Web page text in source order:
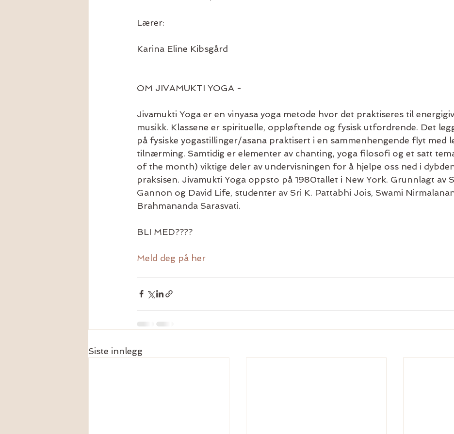
Lærer:
Karina Eline Kibsgård
OM JIVAMUKTI YOGA -
Jivamukti Yoga er en vinyasa yoga metode hvor det praktiseres til
musikk. Klassene er spirituelle, oppløftende og fysisk utfordrende. Det
på fysiske yogastillinger/asana praktisert i en sammenhengende flyt med
tilnærming. Samtidig er elementer av chanting, yoga filosofi og et satt
of the month) viktige deler av undervisningen for å hjelpe oss ned i
praksisen. Jivamukti Yoga oppsto på 1980tallet i New York. Grunnlagt av
Gannon og David Life, studenter av Sri K. Pattabhi Jois, Swami
Brahmananda Sarasvati.
BLI MED????
Meld deg på her
Siste innlegg